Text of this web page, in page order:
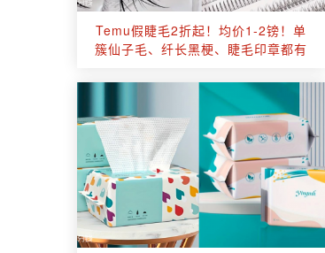
Temu假睫毛2折起！均价1-2镑！单
簇仙子毛、纤长黑梗、睫毛印章都有